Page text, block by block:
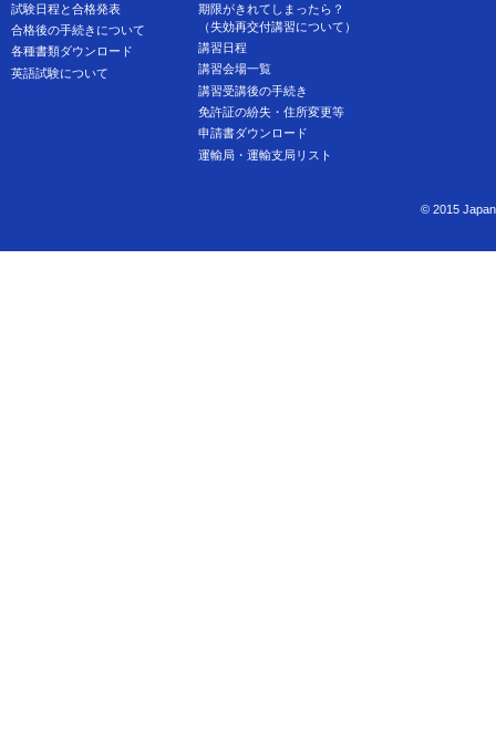
試験日程と合格発表
合格後の手続きについて
各種書類ダウンロード
英語試験について
期限がきれてしまったら？
（失効再交付講習について）
講習日程
講習会場一覧
講習受講後の手続き
免許証の紛失・住所変更等
申請書ダウンロード
運輸局・運輸支局リスト
© 2015